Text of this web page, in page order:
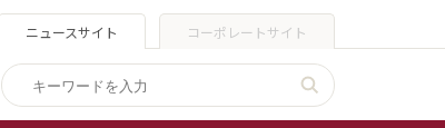
ニュースサイト コーポレートサイト